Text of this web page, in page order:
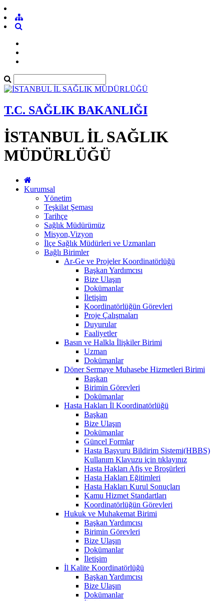
T.C. SAĞLIK BAKANLIĞI
İSTANBUL İL SAĞLIK
MÜDÜRLÜĞÜ
Kurumsal
Yönetim
Teşkilat Şeması
Tarihçe
Sağlık Müdürümüz
Misyon,Vizyon
İlçe Sağlık Müdürleri ve Uzmanları
Bağlı Birimler
Ar-Ge ve Projeler Koordinatörlüğü
Başkan Yardımcısı
Bize Ulaşın
Dokümanlar
İletişim
Koordinatörlüğün Görevleri
Proje Çalışmaları
Duyurular
Faaliyetler
Basın ve Halkla İlişkiler Birimi
Uzman
Dokümanlar
Döner Sermaye Muhasebe Hizmetleri Birimi
Başkan
Birimin Görevleri
Dokümanlar
Hasta Hakları İl Koordinatörlüğü
Başkan
Bize Ulaşın
Dokümanlar
Güncel Formlar
Hasta Başvuru Bildirim Sistemi(HBBS)
Kullanım Klavuzu için tıklayınız
Hasta Hakları Afiş ve Broşürleri
Hasta Hakları Eğitimleri
Hasta Hakları Kurul Sonuçları
Kamu Hizmet Standartları
Koordinatörlüğün Görevleri
Hukuk ve Muhakemat Birimi
Başkan Yardımcısı
Birimin Görevleri
Bize Ulaşın
Dokümanlar
İletişim
İl Kalite Koordinatörlüğü
Başkan Yardımcısı
Bize Ulaşın
Dokümanlar